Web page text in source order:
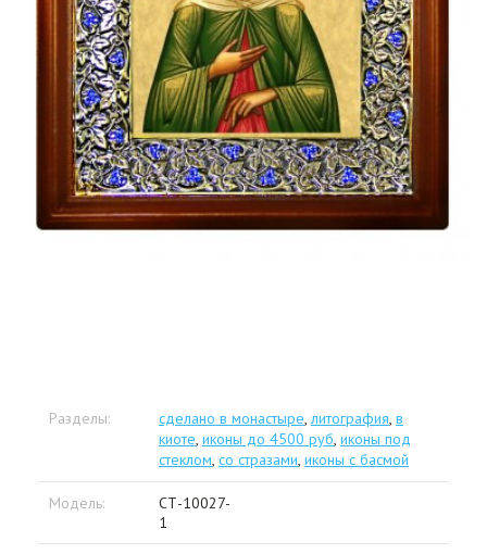
Разделы: сделано в монастыре, литография, в
киоте, иконы до 4500 руб, иконы под
стеклом, со стразами, иконы с басмой
Модель:
СТ-10027-
1